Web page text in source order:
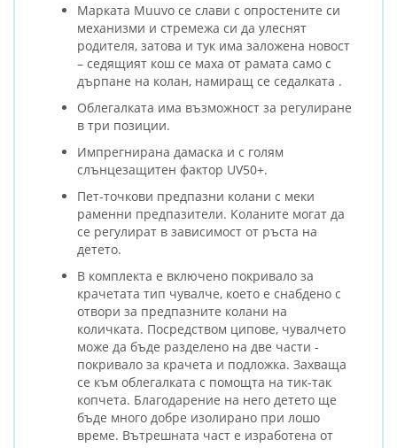
Марката Muuvo се слави с опростените си
механизми и стремежа си да улеснят
родителя, затова и тук има заложена новост
– седящият кош се маха от рамата само с
дърпане на колан, намиращ се седалката .
Облегалката има възможност за регулиране
в три позиции.
Импрегнирана дамаска и с голям
слънцезащитен фактор UV50+.
Пет-точкови предпазни колани с меки
раменни предпазители. Коланите могат да
се регулират в зависимост от ръста на
детето.
В комплекта е включено покривало за
крачетата тип чувалче, което е снабдено с
отвори за предпазните колани на
количката. Посредством ципове, чувалчето
може да бъде разделено на две части -
покривало за крачета и подложка. Захваща
се към облегалката с помощта на тик-так
копчета. Благодарение на него детето ще
бъде много добре изолирано при лошо
време. Вътрешната част е изработена от